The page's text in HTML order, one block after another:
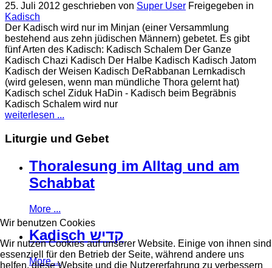
25. Juli 2012 geschrieben von Super User Freigegeben in
Kadisch
Der Kadisch wird nur im Minjan (einer Versammlung
bestehend aus zehn jüdischen Männern) gebetet. Es gibt
fünf Arten des Kadisch: Kadisch Schalem Der Ganze
Kadisch Chazi Kadisch Der Halbe Kadisch Kadisch Jatom
Kadisch der Weisen Kadisch DeRabbanan Lernkadisch
(wird gelesen, wenn man mündliche Thora gelernt hat)
Kadisch schel Ziduk HaDin - Kadisch beim Begräbnis
Kadisch Schalem wird nur
weiterlesen ...
Liturgie und Gebet
Thoralesung im Alltag und am
Schabbat
More ...
Kadisch קדיש
More ...
Wir benutzen Cookies
Wir nutzen Cookies auf unserer Website. Einige von ihnen sind
essenziell für den Betrieb der Seite, während andere uns
helfen, diese Website und die Nutzererfahrung zu verbessern